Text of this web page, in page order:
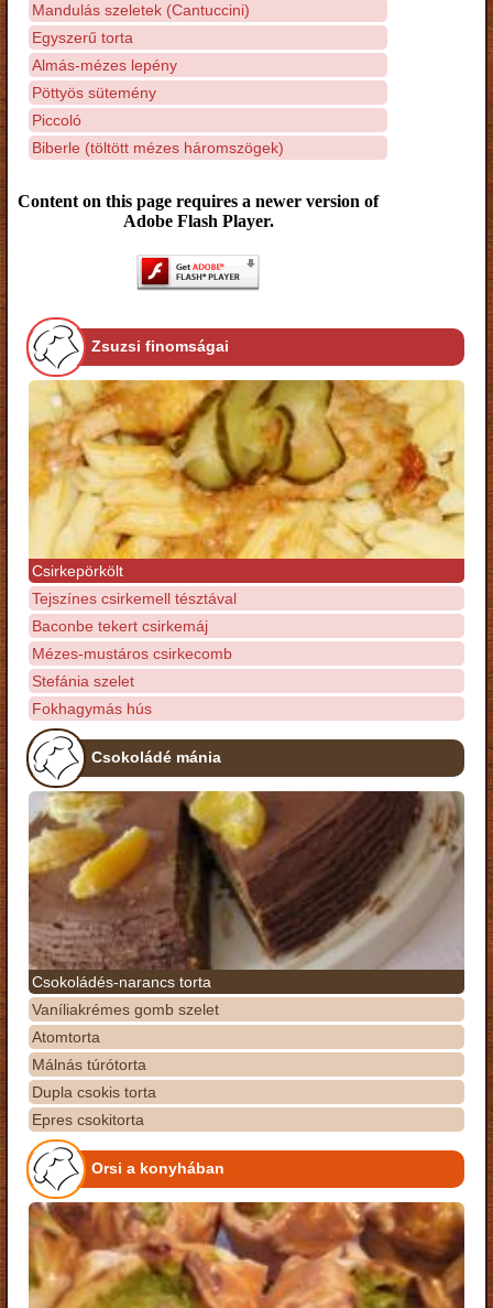
Mandulás szeletek (Cantuccini)
Egyszerű torta
Almás-mézes lepény
Pöttyös sütemény
Piccoló
Biberle (töltött mézes háromszögek)
Content on this page requires a newer version of
Adobe Flash Player.
Zsuzsi finomságai
Csirkepörkölt
Tejszínes csirkemell tésztával
Baconbe tekert csirkemáj
Mézes-mustáros csirkecomb
Stefánia szelet
Fokhagymás hús
Csokoládé mánia
Csokoládés-narancs torta
Vaníliakrémes gomb szelet
Atomtorta
Málnás túrótorta
Dupla csokis torta
Epres csokitorta
Orsi a konyhában